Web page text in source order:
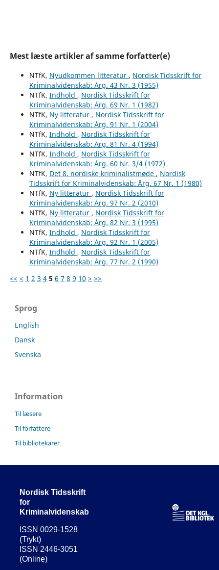
Mest læste artikler af samme forfatter(e)
NTfK, Nyudkommen litteratur , Nordisk Tidsskrift for
Kriminalvidenskab: Årg. 43 Nr. 3 (1955)
NTfK, Indhold , Nordisk Tidsskrift for
Kriminalvidenskab: Årg. 69 Nr. 1 (1982)
NTfK, Ny litteratur , Nordisk Tidsskrift for
Kriminalvidenskab: Årg. 91 Nr. 1 (2004)
NTfK, Indhold , Nordisk Tidsskrift for
Kriminalvidenskab: Årg. 81 Nr. 4 (1994)
NTfK, Indhold , Nordisk Tidsskrift for
Kriminalvidenskab: Årg. 60 Nr. 3/4 (1972)
NTfK, Det 8. nordiske kriminalistmøde , Nordisk
Tidsskrift for Kriminalvidenskab: Årg. 67 Nr. 1 (1980)
NTfK, Ny litteratur , Nordisk Tidsskrift for
Kriminalvidenskab: Årg. 97 Nr. 2 (2010)
NTfK, Ny litteratur , Nordisk Tidsskrift for
Kriminalvidenskab: Årg. 82 Nr. 3 (1995)
NTfK, Indhold , Nordisk Tidsskrift for
Kriminalvidenskab: Årg. 92 Nr. 1 (2005)
NTfK, Indhold , Nordisk Tidsskrift for
Kriminalvidenskab: Årg. 77 Nr. 2 (1990)
<< < 1 2 3 4 5 6 7 8 9 10 > >>
Sprog
English
Dansk
Svenska
Information
Til læsere
Til forfattere
Til bibliotekarer
Nordisk Tidsskrift
for
Kriminalvidenskab
ISSN 0029-1528
(Trykt)
ISSN 2446-3051
(Online)